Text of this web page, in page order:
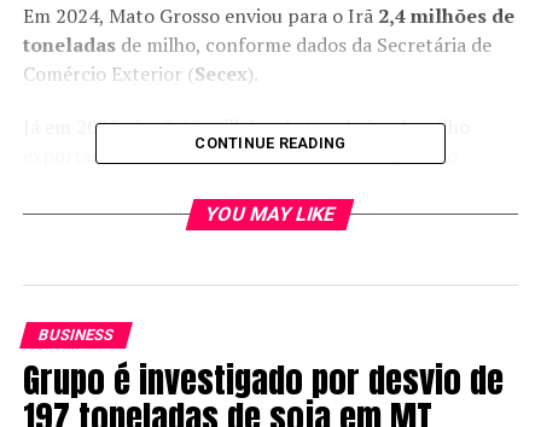
Em 2024, Mato Grosso enviou para o Irã 2,4 milhões de
toneladasde milho, conforme dados da Secretária de
Comércio Exterior (Secex).
Já em 2025, das 2,15 milhões de toneladas de milho
exportadas, 487,2 mil toneladas tiveram o país do
lidera os embarques do estado com 587,3 mil toneladas.
países que juntos, são grandes fornecedores de
fertilizantes e petróleo.
“O Irã acaba sendo um participante interessante nas
CONTINUE READING
YOU MAY LIKE
BUSINESS
Grupo é investigado por desvio de
197 toneladas de soja em MT